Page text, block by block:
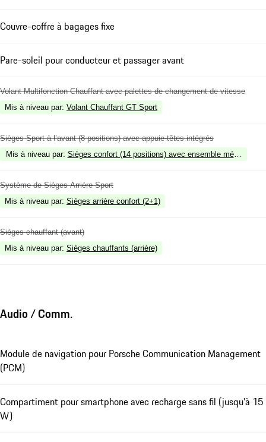
Couvre-coffre à bagages fixe
Pare-soleil pour conducteur et passager avant
Volant Multifonction Chauffant avec palettes de changement de vitesse
Mis à niveau par: Volant Chauffant GT Sport
Sièges Sport à l’avant (8 positions) avec appuie-têtes intégrés
Mis à niveau par: Sièges confort (14 positions) avec ensemble mémoire
Système de Sièges Arrière Sport
Mis à niveau par: Sièges arrière confort (2+1)
Sièges chauffant (avant)
Mis à niveau par: Sièges chauffants (arrière)
Audio / Comm.
Module de navigation pour Porsche Communication Management
(PCM)
Compartiment pour smartphone avec recharge sans fil (jusqu'à 15
W)